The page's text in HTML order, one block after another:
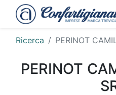
Ricerca PERINOT
PERINOT